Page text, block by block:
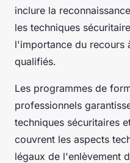
inclure la
les techniques
l'importance du recours
qualifiés.
Les programmes de
professionnels
techniques sécuritaires
couvrent les aspects
légaux de l'enlèvement